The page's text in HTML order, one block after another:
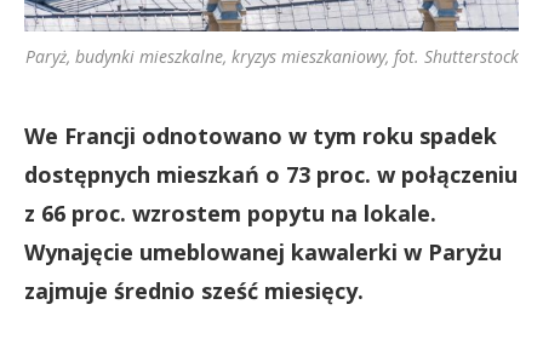
Paryż, budynki mieszkalne, kryzys mieszkaniowy, fot. Shutterstock
We Francji odnotowano w tym roku spadek
dostępnych mieszkań o 73 proc. w połączeniu
z 66 proc. wzrostem popytu na lokale.
Wynajęcie umeblowanej kawalerki w Paryżu
zajmuje średnio sześć miesięcy.